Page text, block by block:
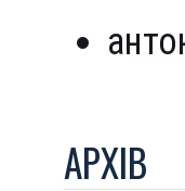
АРХIВ